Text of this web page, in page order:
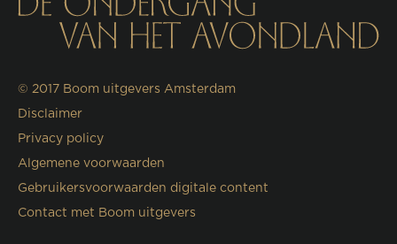
© 2017 Boom uitgevers Amsterdam
Disclaimer
Privacy policy
Algemene voorwaarden
Gebruikersvoorwaarden digitale content
Contact met Boom uitgevers